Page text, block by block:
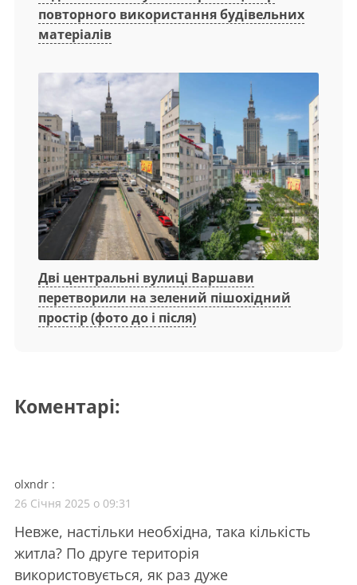
повторного використання будівельних
матеріалів
Дві центральні вулиці Варшави
перетворили на зелений пішохідний
простір (фото до і після)
Коментарі:
olxndr :
26 Січня 2025 о 09:31
Невже, настільки необхідна, така кількість
житла? По друге територія
використовується, як раз дуже